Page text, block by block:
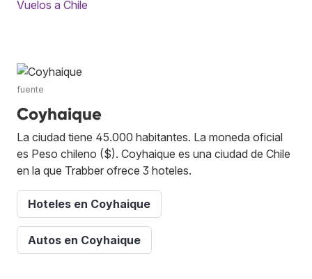
Vuelos a Chile
fuente
Coyhaique
La ciudad tiene 45.000 habitantes. La moneda oficial
es Peso chileno ($). Coyhaique es una ciudad de Chile
en la que Trabber ofrece 3 hoteles.
Hoteles en Coyhaique
Autos en Coyhaique